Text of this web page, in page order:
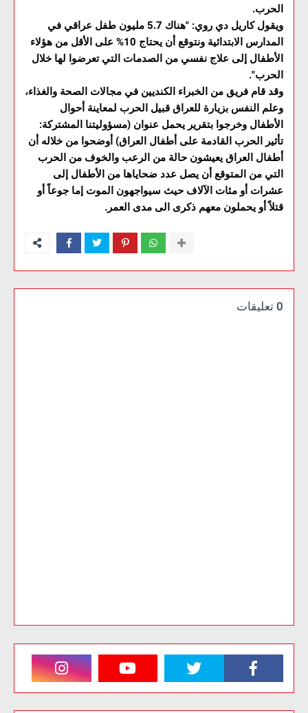
الحرب.
ويقول كاريل دي روي: "هناك 5.7 مليون طفل عراقي في
المدارس الابتدائية ونتوقع أن يحتاج 10% على الأقل من هؤلاء
الأطفال إلى علاج نفسي من الصدمات التي تعرضوا لها خلال
الحرب".
وقد قام فريق من الخبراء الكنديين في مجالات الصحة والغذاء،
وعلم النفس بزيارة للعراق قبيل الحرب لمعاينة أحوال
الأطفال وخرجوا بتقرير يحمل عنوان (مسؤوليتنا المشتركة:
تأثير الحرب القادمة على أطفال العراق) أوضحوا من خلاله أن
أطفال العراق يعيشون حالة من الرعب والخوف من الحرب
التي من المتوقع أن يصل عدد ضحاياها من الأطفال إلى
عشرات أو مئات الآلاف حيث سيواجهون الموت إما جوعاً أو
قتلاً أو يحملون معهم ذكرى الى مدى العمر.
0 تعليقات